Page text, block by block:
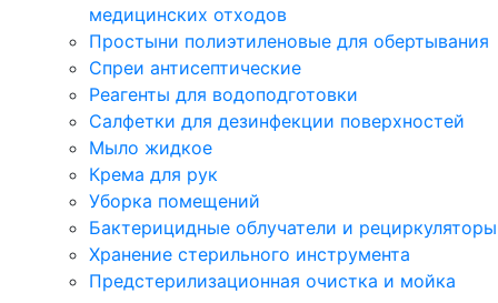
медицинских отходов
Простыни полиэтиленовые для обертывания
Спреи антисептические
Реагенты для водоподготовки
Салфетки для дезинфекции поверхностей
Мыло жидкое
Крема для рук
Уборка помещений
Бактерицидные облучатели и рециркуляторы
Хранение стерильного инструмента
Предстерилизационная очистка и мойка